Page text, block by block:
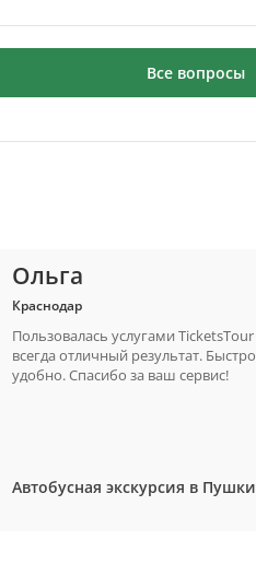
Все вопросы
Ольга
Краснодар
Пользовалась услугами
всегда отличный результат.
удобно. Спасибо за ваш сервис!
Автобусная экскурсия в